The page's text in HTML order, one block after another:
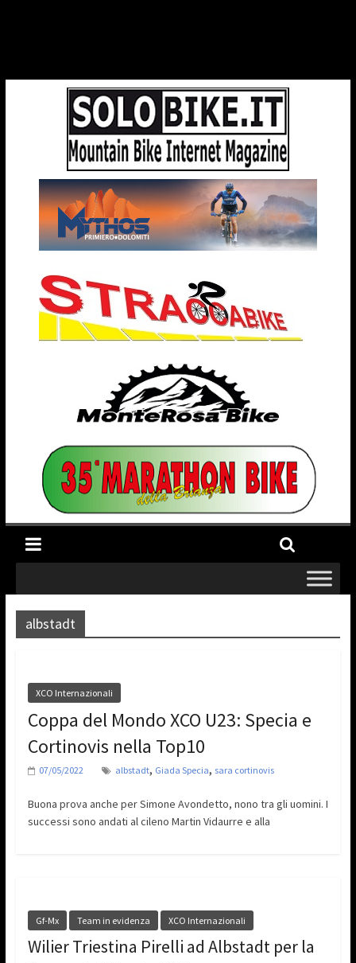
albstadt
XCO Internazionali
Coppa del Mondo XCO U23: Specia e
Cortinovis nella Top10
07/05/2022 albstadt, Giada Specia, sara cortinovis
Buona prova anche per Simone Avondetto, nono tra gli uomini. I
successi sono andati al cileno Martin Vidaurre e alla
Gf-Mx Team in evidenza XCO Internazionali
Wilier Triestina Pirelli ad Albstadt per la